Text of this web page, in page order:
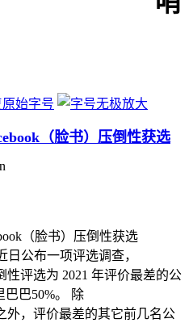
（脸书）压倒性获选
日公布一项评选调查，
性评选为 2021 年评价最差的公
巴巴50%。 除
外，评价最差的其它前几名公